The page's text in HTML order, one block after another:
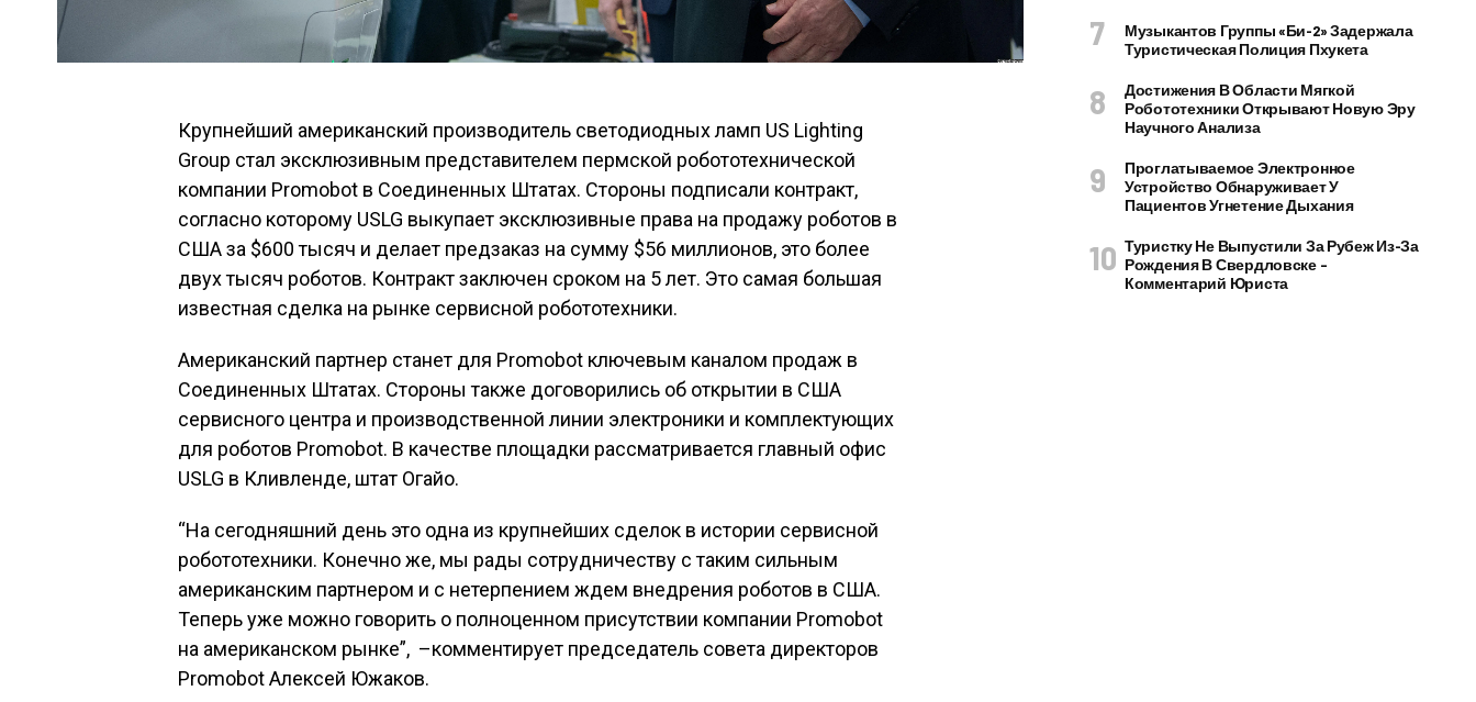
Крупнейший американский производитель светодиодных ламп US Lighting
Group стал эксклюзивным представителем пермской робототехнической
компании Promobot в Соединенных Штатах. Стороны подписали контракт,
согласно которому USLG выкупает эксклюзивные права на продажу роботов в
США за $600 тысяч и делает предзаказ на сумму $56 миллионов, это более
двух тысяч роботов. Контракт заключен сроком на 5 лет. Это самая большая
известная сделка на рынке сервисной робототехники.
Американский партнер станет для Promobot ключевым каналом продаж в
Соединенных Штатах. Стороны также договорились об открытии в США
сервисного центра и производственной линии электроники и комплектующих
для роботов Promobot. В качестве площадки рассматривается главный офис
USLG в Кливленде, штат Огайо.
“На сегодняшний день это одна из крупнейших сделок в истории сервисной
робототехники. Конечно же, мы рады сотрудничеству с таким сильным
американским партнером и с нетерпением ждем внедрения роботов в США.
Теперь уже можно говорить о полноценном присутствии компании Promobot
на американском рынке”, –комментирует председатель совета директоров
Promobot Алексей Южаков.
Музыкантов Группы «Би-2» Задержала
Туристическая Полиция Пхукета
Достижения В Области Мягкой
Робототехники Открывают Новую Эру
Научного Анализа
Проглатываемое Электронное
Устройство Обнаруживает У
Пациентов Угнетение Дыхания
Туристку Не Выпустили За Рубеж Из-За
Рождения В Свердловске –
Комментарий Юриста